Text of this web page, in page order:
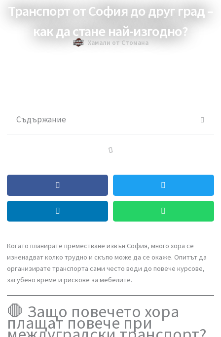
09/09/2025
Транспорт от София до друг град
как да стане най-изгодно?
Съдържание
Когато планирате преместване извън София, много хора се
изненадват колко трудно и скъпо може да се окаже. Опитът да
организирате транспорта сами често води до повече курсове,
загубено време и рискове за мебелите.